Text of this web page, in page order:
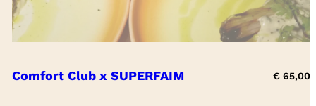
Comfort Club x SUPERFAIM €65,00